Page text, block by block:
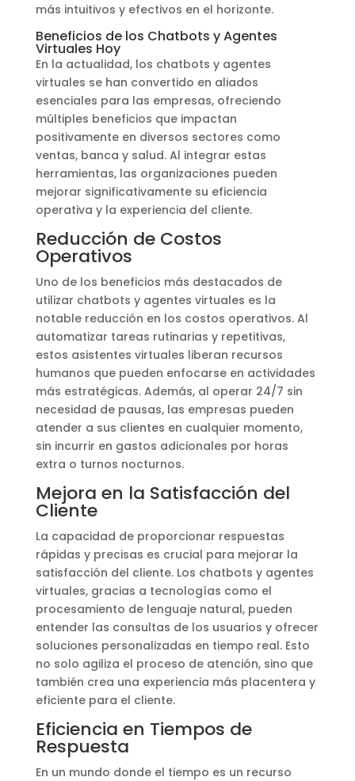
más intuitivos y efectivos en el horizonte.
Beneficios de los Chatbots y Agentes
Virtuales Hoy
En la actualidad, los chatbots y agentes
virtuales se han convertido en aliados
esenciales para las empresas, ofreciendo
múltiples beneficios que impactan
positivamente en diversos sectores como
ventas, banca y salud. Al integrar estas
herramientas, las organizaciones pueden
mejorar significativamente su eficiencia
operativa y la experiencia del cliente.
Reducción de Costos
Operativos
Uno de los beneficios más destacados de
utilizar chatbots y agentes virtuales es la
notable reducción en los costos operativos. Al
automatizar tareas rutinarias y repetitivas,
estos asistentes virtuales liberan recursos
humanos que pueden enfocarse en actividades
más estratégicas. Además, al operar 24/7 sin
necesidad de pausas, las empresas pueden
atender a sus clientes en cualquier momento,
sin incurrir en gastos adicionales por horas
extra o turnos nocturnos.
Mejora en la Satisfacción del
Cliente
La capacidad de proporcionar respuestas
rápidas y precisas es crucial para mejorar la
satisfacción del cliente. Los chatbots y agentes
virtuales, gracias a tecnologías como el
procesamiento de lenguaje natural, pueden
entender las consultas de los usuarios y ofrecer
soluciones personalizadas en tiempo real. Esto
no solo agiliza el proceso de atención, sino que
también crea una experiencia más placentera y
eficiente para el cliente.
Eficiencia en Tiempos de
Respuesta
En un mundo donde el tiempo es un recurso